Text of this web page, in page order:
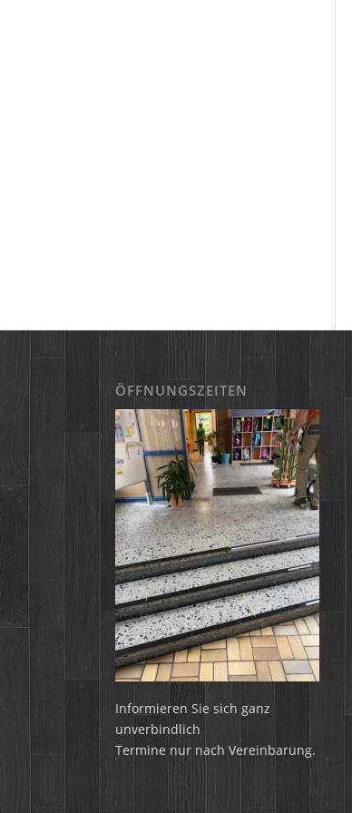
ÖFFNUNGSZEITEN
Informieren Sie sich ganz
unverbindlich
Termine nur nach Vereinbarung.